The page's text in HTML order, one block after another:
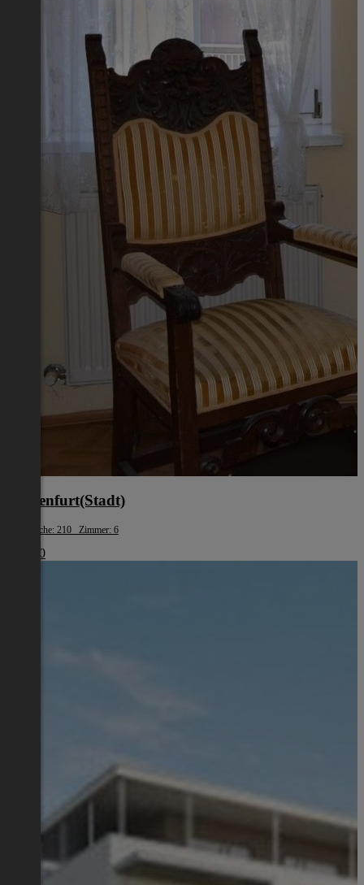
Klagenfurt(Stadt)
Wohnfläche: 210 Zimmer: 6
€ 1.500